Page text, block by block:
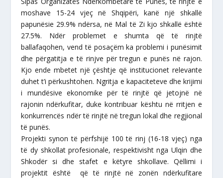
moshave 15-24 vjeç në Shqipëri, kanë një shkallë
papunësie 29.9% ndërsa, në Mal të Zi kjo shkallë është
27.5%. Ndër problemet e shumta që të rinjtë
ballafaqohen, vend të posaçëm ka problemi i punësimit
dhe përgatitja e të rinjve për tregun e punës në rajon.
Kjo ende mbetet një çështje që institucionet relevante
duhet t’i përkushtohen. Ngritja e kapaciteteve dhe krijimi
i mundësive ekonomike për të rinjtë që jetojnë në
rajonin ndërkufitar, duke kontribuar kështu në rritjen e
konkurrencës ndër të rinjtë në tregun lokal dhe regjional
të punës.
Projekti synon të përfshijë 100 të rinj (16-18 vjeç) nga
të dy shkollat profesionale, respektivisht nga Ulqin dhe
Shkodër si dhe stafet e këtyre shkollave. Qëllimi i
projektit është që të rinjtë në zonën ndërkufitare